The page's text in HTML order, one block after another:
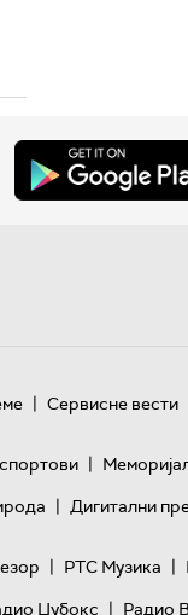
| Сервисне вести
|
| Дигитални
| РТС Музика |
Џубокс | Радио